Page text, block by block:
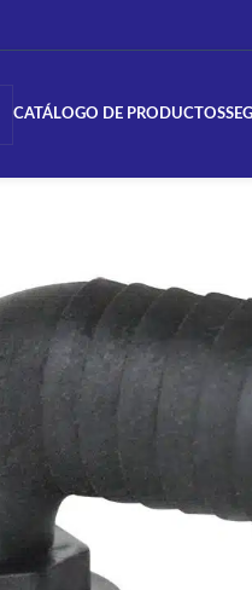
CATÁLOGO DE PRODUCTOS